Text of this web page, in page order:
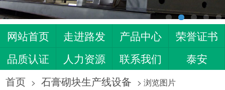
网站首页 走进路发 产品中心
荣誉证书
品质认证
人力资源 联系我们
泰安
济南
菏泽 潍坊
首页 > 石膏砌块生产线设备 > 浏览图片